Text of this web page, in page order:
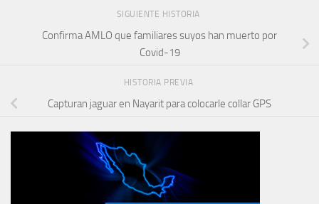
SIGUIENTE HISTORIA
Confirma AMLO que familiares suyos han muerto por
Covid-19
HISTORIA PREVIA
Capturan jaguar en Nayarit para colocarle collar GPS